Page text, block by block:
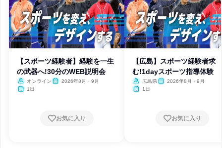
【スポーツ経験者】経験を一生
の武器へ!30分のWEB説明会
オンライン
2026年8月・9月
1日
お気に入り
【広島】スポーツ経験者求
む!1dayスポーツ指導体験
広島県
2026年8月・9月
1日
お気に入り